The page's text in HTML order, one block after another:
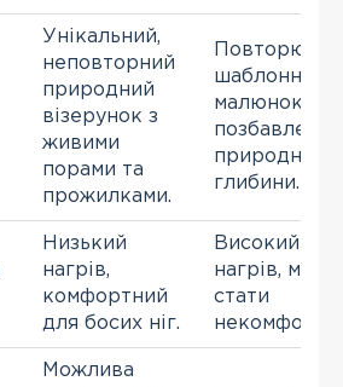
Унікальний,
неповторний
природний
візерунок з
живими
порами та
прожилками.
шаблонний
малюнок,
позбавлений
природної
глибини.
Низький
нагрів,
комфортний
для босих ніг.
Високий
нагрів, може
стати
Можлива